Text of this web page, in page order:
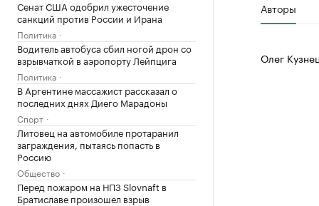
Сенат США одобрил ужесточение
санкций против России и Ирана
Политика
Водитель автобуса сбил ногой дрон со
взрывчаткой в аэропорту Лейпцига
Политика
В Аргентине массажист рассказал о
последних днях Диего Марадоны
Спорт
Литовец на автомобиле протаранил
заграждения, пытаясь попасть в
Россию
Общество
Перед пожаром на НПЗ Slovnaft в
Братиславе произошел взрыв
Авторы
Олег